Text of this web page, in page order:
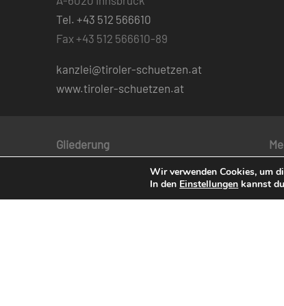
Tel. +43 512 566610
Fax +43 512 566610-89
kanzlei@tiroler-schuetzen.at
www.tiroler-schuetzen.at
Gliederung
Wir verwenden Cookies, um
In den Einstellungen kannst